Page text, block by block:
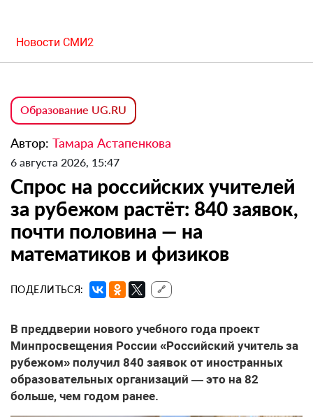
Новости СМИ2
Образование UG.RU
Автор: Тамара Астапенкова
6 августа 2026, 15:47
Спрос на российских учителей
за рубежом растёт: 840 заявок,
почти половина — на
математиков и физиков
ПОДЕЛИТЬСЯ: 🔗
В преддверии нового учебного года проект
Минпросвещения России «Российский учитель за
рубежом» получил 840 заявок от иностранных
образовательных организаций — это на 82
больше, чем годом ранее.